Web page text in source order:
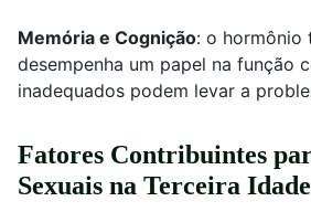
Memória e Cognição: o hormônio
desempenha um papel na função
inadequados podem levar a
Fatores Contribuintes
Sexuais na Terceira Idade